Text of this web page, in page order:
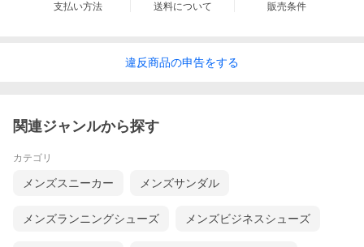
支払い方法 送料について 販売条件
違反商品の申告をする
関連ジャンルから探す
カテゴリ
メンズスニーカー メンズサンダル
メンズランニングシューズ メンズビジネスシューズ